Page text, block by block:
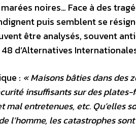
noires… Face à des
puis semblent se
être analysés, souvent
d’Alternatives
: « Maisons bâties dans des
insuffisants sur des
entretenues, etc. Qu’elles
l’homme, les catastrophes